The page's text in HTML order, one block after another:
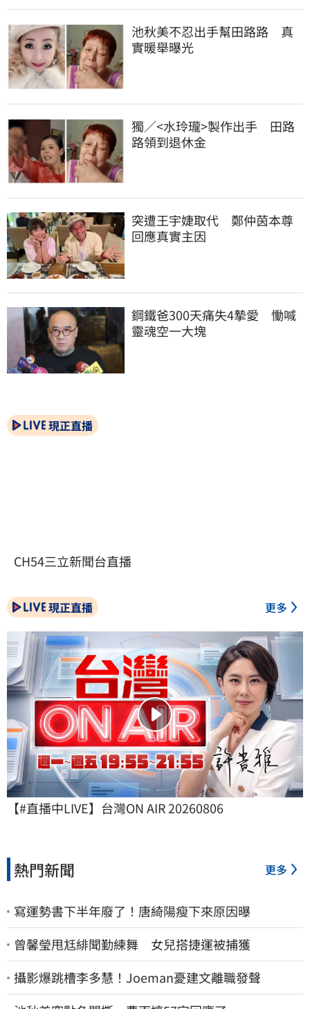
池秋美不忍出手幫田路路　真
實暖舉曝光
獨／<水玲瓏>製作出手　田路
路領到退休金
突遭王宇婕取代　鄭仲茵本尊
回應真實主因
鋼鐵爸300天痛失4摯愛　慟喊
靈魂空一大塊
現正直播
CH54三立新聞台直播
現正直播 更多
【#直播中LIVE】台灣ON AIR 20260806
熱門新聞 更多
寫運勢書下半年廢了！唐綺陽瘦下來原因曝
曾馨瑩甩尪緋聞勤練舞 女兒搭捷運被捕獲
攝影爆跳槽李多慧！Joeman憂建文離職發聲